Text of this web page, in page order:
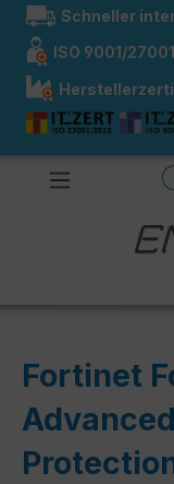
springen
Schneller
ISO 9001/
Fortinet